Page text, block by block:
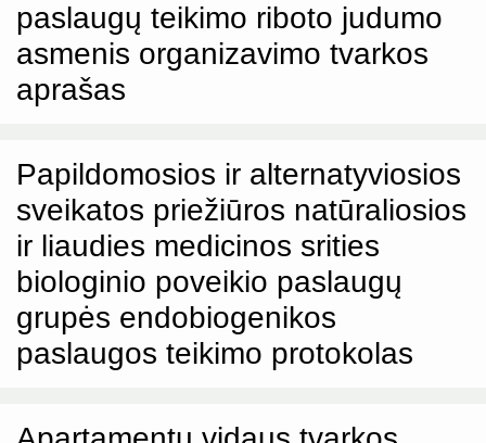
paslaugų teikimo riboto judumo
asmenis organizavimo tvarkos
aprašas
Papildomosios ir alternatyviosios
sveikatos priežiūros natūraliosios
ir liaudies medicinos srities
biologinio poveikio paslaugų
grupės endobiogenikos
paslaugos teikimo protokolas